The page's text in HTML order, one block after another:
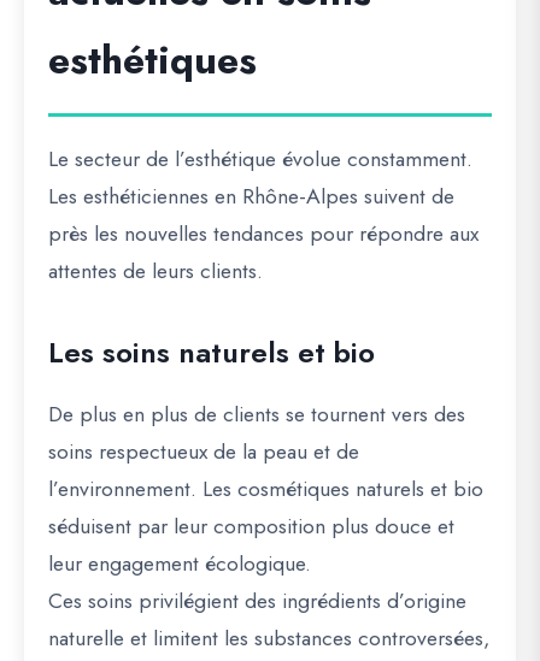
esthétiques
Le secteur de l’esthétique évolue constamment.
Les esthéticiennes en Rhône-Alpes suivent de
près les nouvelles tendances pour répondre aux
attentes de leurs clients.
Les soins naturels et bio
De plus en plus de clients se tournent vers des
soins respectueux de la peau et de
l’environnement. Les cosmétiques naturels et bio
séduisent par leur composition plus douce et
leur engagement écologique.
Ces soins privilégient des ingrédients d’origine
naturelle et limitent les substances controversées,